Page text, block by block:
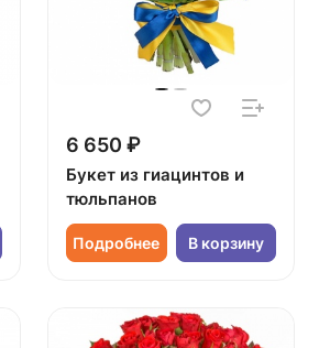
6 650 ₽
Букет из гиацинтов и
тюльпанов
Подробнее В корзину